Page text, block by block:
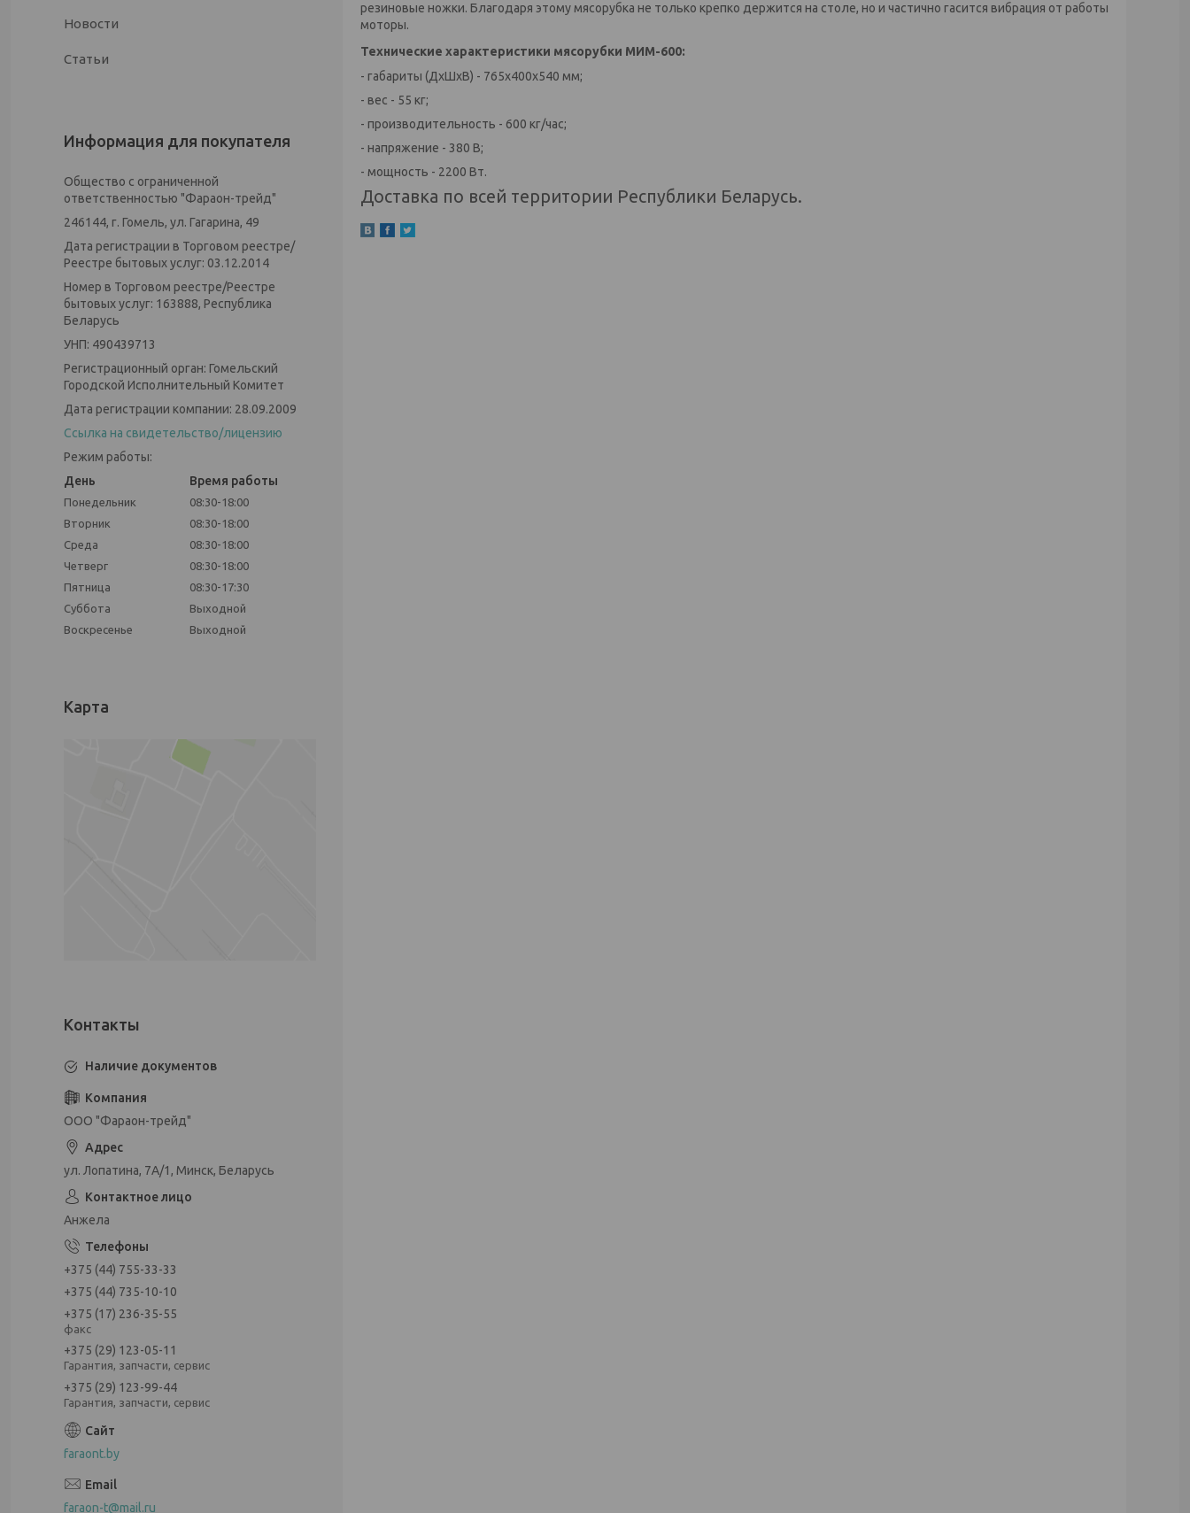
резиновые ножки. Благодаря этому мясорубка не только крепко держится на столе, но и частично гасится вибрация от работы
моторы.
Технические характеристики мясорубки МИМ-600:
- габариты (ДхШхВ) - 765х400х540 мм;
- вес - 55 кг;
- производительность - 600 кг/час;
- напряжение - 380 В;
- мощность - 2200 Вт.
Доставка по всей территории Республики Беларусь.
Новости
Статьи
Информация для покупателя
Общество с ограниченной
ответственностью "Фараон-трейд"
246144, г. Гомель, ул. Гагарина, 49
Дата регистрации в Торговом реестре/
Реестре бытовых услуг: 03.12.2014
Номер в Торговом реестре/Реестре
бытовых услуг: 163888, Республика
Беларусь
УНП: 490439713
Регистрационный орган: Гомельский
Городской Исполнительный Комитет
Дата регистрации компании: 28.09.2009
Ссылка на свидетельство/лицензию
Режим работы:
День
Время работы
Понедельник
08:30-18:00
Вторник
08:30-18:00
Среда
08:30-18:00
Четверг
08:30-18:00
Пятница
08:30-17:30
Суббота
Выходной
Воскресенье
Выходной
Карта
Наличие документов
ООО "Фараон-трейд"
ул. Лопатина, 7А/1, Минск, Беларусь
Анжела
+375 (44) 755-33-33
+375 (44) 735-10-10
+375 (17) 236-35-55
факс
+375 (29) 123-05-11
Гарантия, запчасти, сервис
+375 (29) 123-99-44
Гарантия, запчасти, сервис
faraont.by
faraon-t@mail.ru